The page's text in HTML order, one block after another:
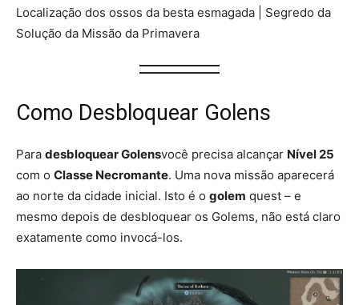
Localização dos ossos da besta esmagada | Segredo da
Solução da Missão da Primavera
Como Desbloquear Golens
Para desbloquear Golensvocê precisa alcançar Nível 25
com o Classe Necromante. Uma nova missão aparecerá
ao norte da cidade inicial. Isto é o golem quest – e
mesmo depois de desbloquear os Golems, não está claro
exatamente como invocá-los.